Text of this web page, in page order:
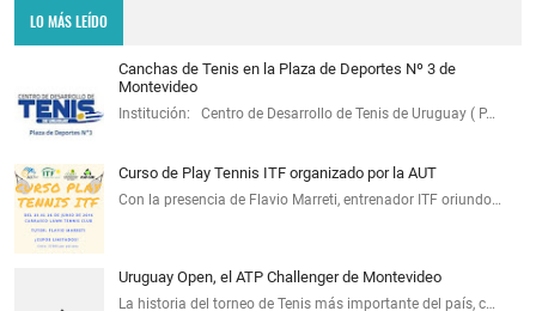
LO MÁS LEÍDO
Canchas de Tenis en la Plaza de Deportes Nº 3 de
Montevideo
Institución: Centro de Desarrollo de Tenis de Uruguay ( P…
Curso de Play Tennis ITF organizado por la AUT
Con la presencia de Flavio Marreti, entrenador ITF oriundo…
Uruguay Open, el ATP Challenger de Montevideo
La historia del torneo de Tenis más importante del país, c…